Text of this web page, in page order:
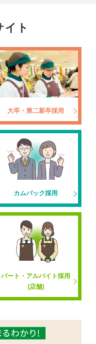
イト
大卒・第二新卒採用
カムバック採用
パート・アルバイト採用
(店舗)